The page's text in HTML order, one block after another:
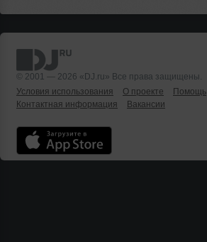
© 2001 — 2026 «DJ.ru» Все права защищены.
Условия использования
О проекте Помощь
Контактная информация
Вакансии